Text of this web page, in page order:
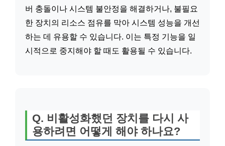
버 충돌이나 시스템 불안정을 해결하거나, 불필요
한 장치의 리소스 점유를 막아 시스템 성능을 개선
하는 데 유용할 수 있습니다. 이는 특정 기능을 일
시적으로 중지해야 할 때도 활용될 수 있습니다.
Q. 비활성화했던 장치를 다시 사
용하려면 어떻게 해야 하나요?